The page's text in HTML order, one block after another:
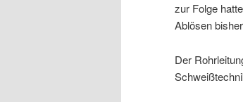
zur Folge
Ablösen
Der